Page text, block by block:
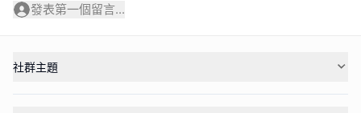
發表第一個留言...
社群主題